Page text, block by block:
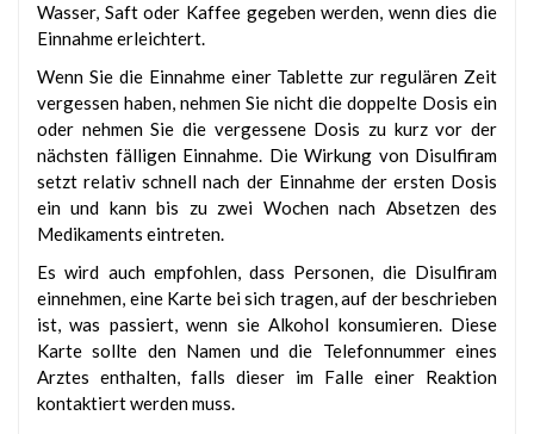
Wasser, Saft oder Kaffee gegeben werden, wenn dies die
Einnahme erleichtert.
Wenn Sie die Einnahme einer Tablette zur regulären Zeit
vergessen haben, nehmen Sie nicht die doppelte Dosis ein
oder nehmen Sie die vergessene Dosis zu kurz vor der
nächsten fälligen Einnahme. Die Wirkung von Disulfiram
setzt relativ schnell nach der Einnahme der ersten Dosis
ein und kann bis zu zwei Wochen nach Absetzen des
Medikaments eintreten.
Es wird auch empfohlen, dass Personen, die Disulfiram
einnehmen, eine Karte bei sich tragen, auf der beschrieben
ist, was passiert, wenn sie Alkohol konsumieren. Diese
Karte sollte den Namen und die Telefonnummer eines
Arztes enthalten, falls dieser im Falle einer Reaktion
kontaktiert werden muss.